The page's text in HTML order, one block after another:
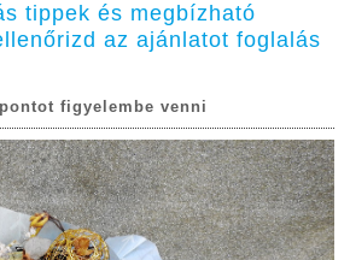
tippek és megbízható
az ajánlatot foglalás
figyelembe venni